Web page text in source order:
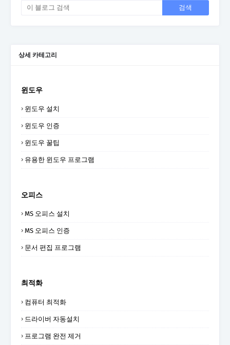
상세 카테고리
윈도우
윈도우 설치
윈도우 인증
윈도우 꿀팁
유용한 윈도우 프로그램
오피스
MS 오피스 설치
MS 오피스 인증
문서 편집 프로그램
최적화
컴퓨터 최적화
드라이버 자동설치
프로그램 완전 제거